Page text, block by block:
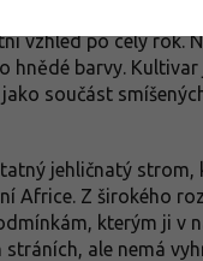
po dvou, jsou
vzhled po celý rok.
hnědé barvy.
součást
jehličnatý strom,
Africe. Z širokého
kterým ji v
stráních, ale nemá